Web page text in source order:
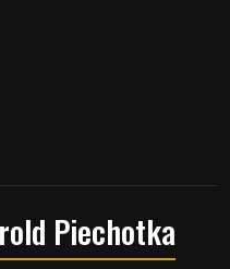
Piechotka